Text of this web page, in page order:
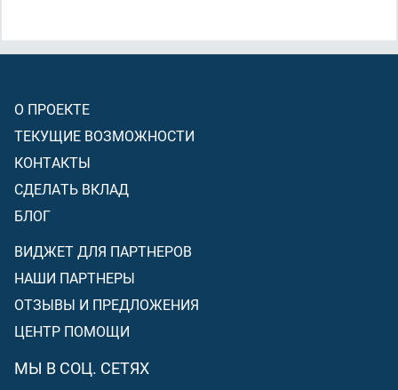
наказанием».
О ПРОЕКТЕ
ТЕКУЩИЕ ВОЗМОЖНОСТИ
КОНТАКТЫ
СДЕЛАТЬ ВКЛАД
БЛОГ
ВИДЖЕТ ДЛЯ ПАРТНЕРОВ
НАШИ ПАРТНЕРЫ
ОТЗЫВЫ И ПРЕДЛОЖЕНИЯ
ЦЕНТР ПОМОЩИ
МЫ В СОЦ. СЕТЯХ